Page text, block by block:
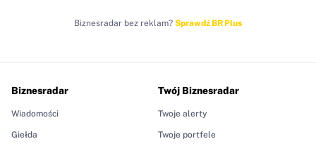
Biznesradar bez reklam? Sprawdź BR Plus
Biznesradar
Wiadomości
Giełda
Twój Biznesradar
Twoje alerty
Twoje portfele